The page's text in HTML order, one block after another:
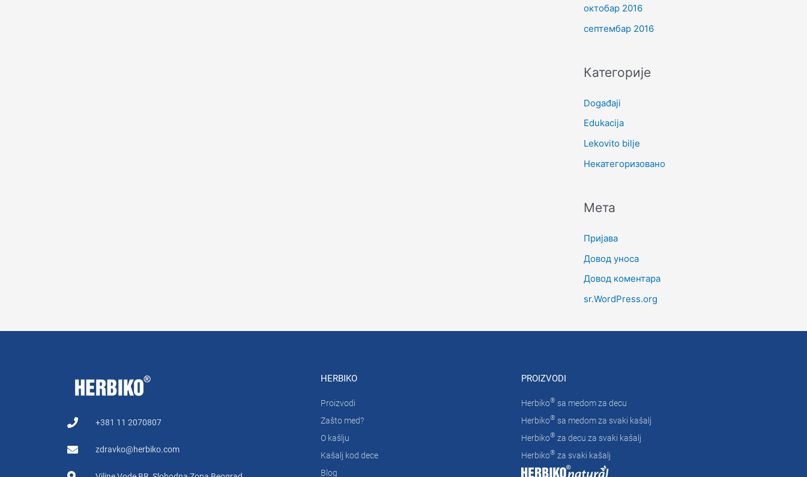
октобар 2016
септембар 2016
Категорије
Događaji
Edukacija
Lekovito bilje
Некатегоризовано
Мета
Пријава
Довод уноса
Довод коментара
sr.WordPress.org
+381 11 2070807
zdravko@herbiko.com
HERBIKO
Proizvodi
Zašto med?
O kašlju
Kašalj kod dece
Blog
PROIZVODI
Herbiko® sa medom za decu
Herbiko® sa medom za svaki kašalj
Herbiko® za decu za svaki kašalj
Herbiko® za svaki kašalj